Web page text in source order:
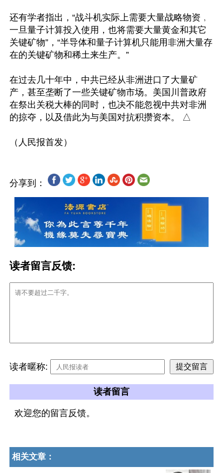
还有学者指出，“战斗机实际上需要大量战略物资﹐
一旦量子计算投入使用，也将需要大量黄金和其它
关键矿物”，“半导体和量子计算机只能用非洲大量存
在的关键矿物和稀土来生产。”
在过去几十年中，中共已经从非洲进口了大量矿
产，甚至垄断了一些关键矿物市场。美国川普政府
在祭出关税大棒的同时，也决不能忽视中共对非洲
的掠夺，以及借此为与美国对抗积攒资本。 △
分享到：
读者留言反馈:
读者暱称:
读者留言
欢迎您的留言反馈。
相关文章：